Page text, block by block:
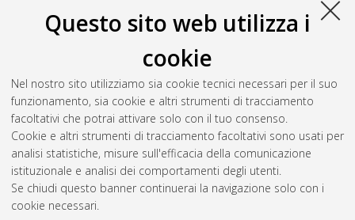
Questo sito web utilizza i
cookie
Nel nostro sito utilizziamo sia cookie tecnici necessari per il suo
funzionamento, sia cookie e altri strumenti di tracciamento
facoltativi che potrai attivare solo con il tuo consenso.
Cookie e altri strumenti di tracciamento facoltativi sono usati per
analisi statistiche, misure sull'efficacia della comunicazione
istituzionale e analisi dei comportamenti degli utenti.
Se chiudi questo banner continuerai la navigazione solo con i
cookie necessari.
Rico Dominguez, Marcos(2013)Gadda neobarocco.
Corrispondenze fra Barocco storico e Barocco moderno,
[Dissertation thesis], Alma Mater Studiorum Università di
Bologna. Dottorato di ricerca inLetterature moderne,
comparate e postcoloniali: indirizzo "Letterature comparate"
25 Ciclo. DOI 10.6092/unibo/amsdottorato/5516.
Questa lista e' stata generata il Thu Aug 6 20:40:13 2026
Atom